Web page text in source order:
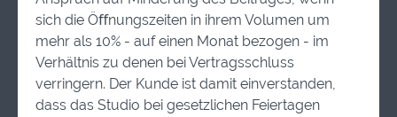
sich die Öﬀnungszeiten in ihrem Volumen um
mehr als 10% - auf einen Monat bezogen - im
Verhältnis zu denen bei Vertragsschluss
verringern. Der Kunde ist damit einverstanden,
dass das Studio bei gesetzlichen Feiertagen